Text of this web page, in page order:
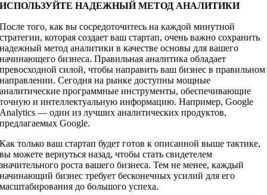
ИСПОЛЬЗУЙТЕ НАДЕЖНЫЙ МЕТОД АНАЛИТИКИ
После того, как вы сосредоточитесь на каждой минутной
стратегии, которая создает ваш стартап, очень важно сохранить
надежный метод аналитики в качестве основы для вашего
начинающего бизнеса. Правильная аналитика обладает
превосходной силой, чтобы направить ваш бизнес в правильном
направлении. Сегодня на рынке доступны мощные
аналитические программные инструменты, обеспечивающие
точную и интеллектуальную информацию. Например, Google
Analytics — один из лучших аналитических продуктов,
предлагаемых Google.
Как только ваш стартап будет готов к описанной выше тактике,
вы можете вернуться назад, чтобы стать свидетелем
значительного роста вашего бизнеса. Тем не менее, каждый
начинающий бизнес требует бесконечных усилий для его
масштабирования до большого успеха.